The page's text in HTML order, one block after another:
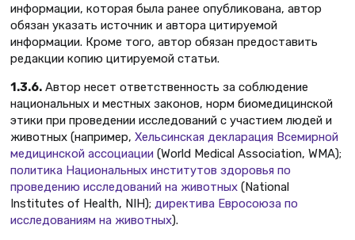
информации, которая была ранее опубликована, автор
обязан указать источник и автора цитируемой
информации. Кроме того, автор обязан предоставить
редакции копию цитируемой статьи.
1.3.6. Автор несет ответственность за соблюдение
национальных и местных законов, норм биомедицинской
этики при проведении исследований с участием людей и
животных (например, Хельсинская декларация Всемирной
медицинской ассоциации (World Medical Association, WMA);
политика Национальных институтов здоровья по
проведению исследований на животных (National
Institutes of Health, NIH); директива Евросоюза по
исследованиям на животных).